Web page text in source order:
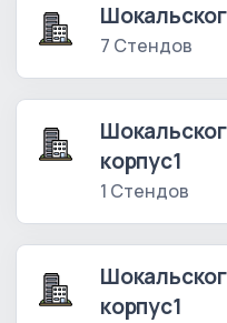
7 Стендов
корпус1
1 Стендов
корпус1